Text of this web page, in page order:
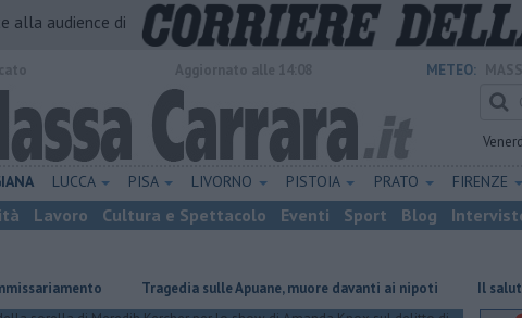
alla audience di
METEO:
LUCCA PISA LIVORNO PISTOIA PRATO FIRENZE
Lavoro Cultura e Spettacolo Eventi Sport Blog
Tragedia sulle Apuane, muore davanti ai nipoti Il saluto del